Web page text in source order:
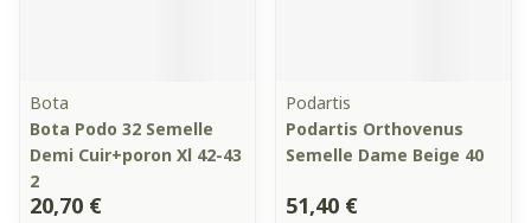
Bota
Bota Podo 32 Semelle
Demi Cuir+poron Xl 42-43
2
20,70 €
Podartis
Podartis Orthovenus
Semelle Dame Beige 40
51,40 €